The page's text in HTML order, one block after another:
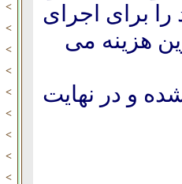
>
>
>
>
>
>
>
>
>
برای اجرای
هزینه می
و در نهایت